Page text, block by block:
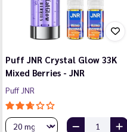
Puff JNR Crystal Glow 33K
Mixed Berries - JNR
Puff JNR